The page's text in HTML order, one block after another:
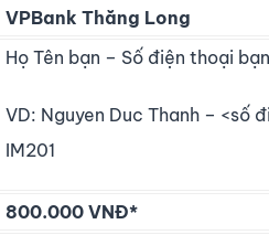
VPBank Thăng Long
Họ Tên bạn – Số điện thoại
VD: Nguyen Duc Thanh – <số
IM201
800.000 VNĐ*